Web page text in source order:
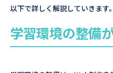
以下で詳しく解説していきます。
学習環境の整備